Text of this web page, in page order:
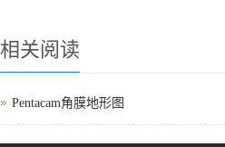
相关阅读
Pentacam角膜地形图